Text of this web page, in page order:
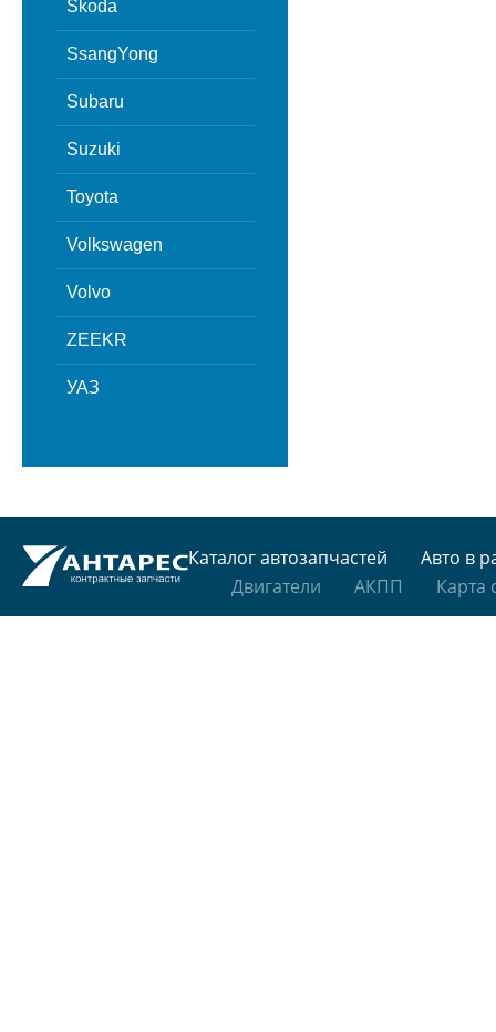
Skoda
SsangYong
Subaru
Suzuki
Toyota
Volkswagen
Volvo
ZEEKR
УАЗ
Каталог автозапчастей
Авто в
Двигатели
АКПП Карта